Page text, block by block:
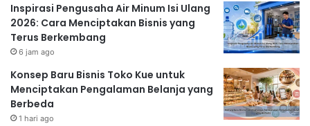
Inspirasi Pengusaha Air Minum Isi Ulang
2026: Cara Menciptakan Bisnis yang
Terus Berkembang
6 jam ago
Konsep Baru Bisnis Toko Kue untuk
Menciptakan Pengalaman Belanja yang
Berbeda
1 hari ago